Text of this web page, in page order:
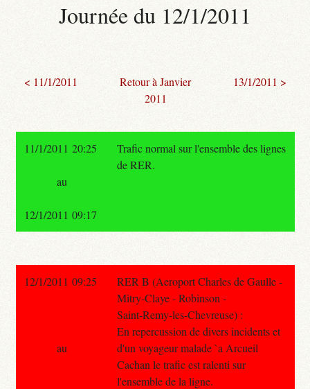
Journée du 12/1/2011
< 11/1/2011
Retour à Janvier
2011
13/1/2011 >
11/1/2011 20:25
Trafic normal sur l'ensemble des lignes
de RER.
au
12/1/2011 09:17
12/1/2011 09:25
RER B (Aeroport Charles de Gaulle -
Mitry-Claye - Robinson -
Saint-Remy-les-Chevreuse) :
En repercussion de divers incidents et
d'un voyageur malade `a Arcueil
Cachan le trafic est ralenti sur
l'ensemble de la ligne.
au